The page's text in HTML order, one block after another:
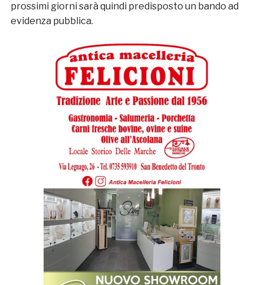
prossimi giorni sarà quindi predisposto un bando ad
evidenza pubblica.